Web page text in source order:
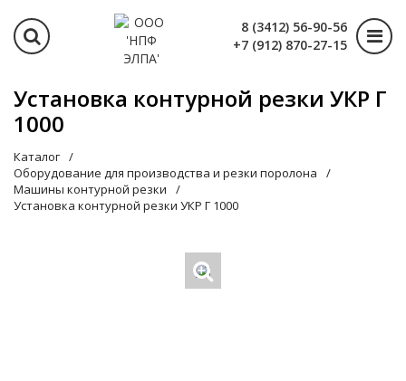
8 (3412) 56-90-56
+7 (912) 870-27-15
Установка контурной резки УКР Г
1000
Каталог
Оборудование для производства и резки поролона
Машины контурной резки
Установка контурной резки УКР Г 1000